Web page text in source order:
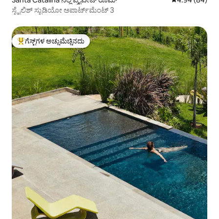
ಸ್ಟೈಲಿಶ್ ಸ್ಟುಡಿಯೋ ಅಪಾರ್ಟ್‌ಮೆಂಟ್ 3
ಗೆಸ್ಟ್‌ಗಳಿಗೆ ಅತಿ ಹೆಚ್ಚು ಅಚ್ಚುಮೆಚ್ಚಿನದು
ಗೆಸ್ಟ್‌ಗಳ ಅಚ್ಚುಮೆಚ್ಚಿನದು